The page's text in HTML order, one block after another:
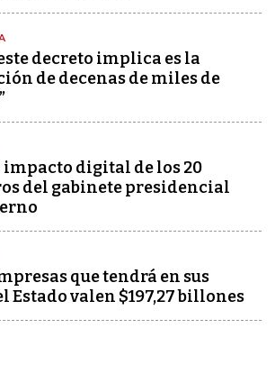
decreto implica es la
de decenas de miles de
impacto digital de los 20
del gabinete presidencial
que tendrá en sus
Estado valen $197,27 billones